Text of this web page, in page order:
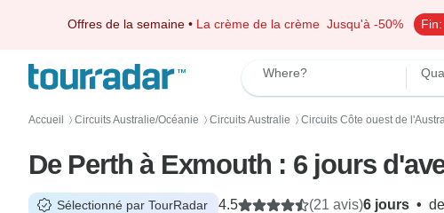
Offres de la semaine • La crème de la crème Jusqu'à -50% Fin:
Where?
Accueil 〉 Circuits Australie/Océanie 〉 Circuits Australie 〉 Circuits Côte ouest de
De Perth à Exmouth : 6 jours
Sélectionné par TourRadar 6 jours • de
4.5 (21 avis)